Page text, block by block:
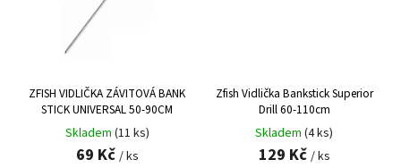
ZFISH VIDLIČKA ZÁVITOVÁ BANK
STICK UNIVERSAL 50-90CM
Skladem (11 ks)
69 Kč / ks
Zfish Vidlička Bankstick Superior
Drill 60-110cm
Skladem (4 ks)
129 Kč / ks